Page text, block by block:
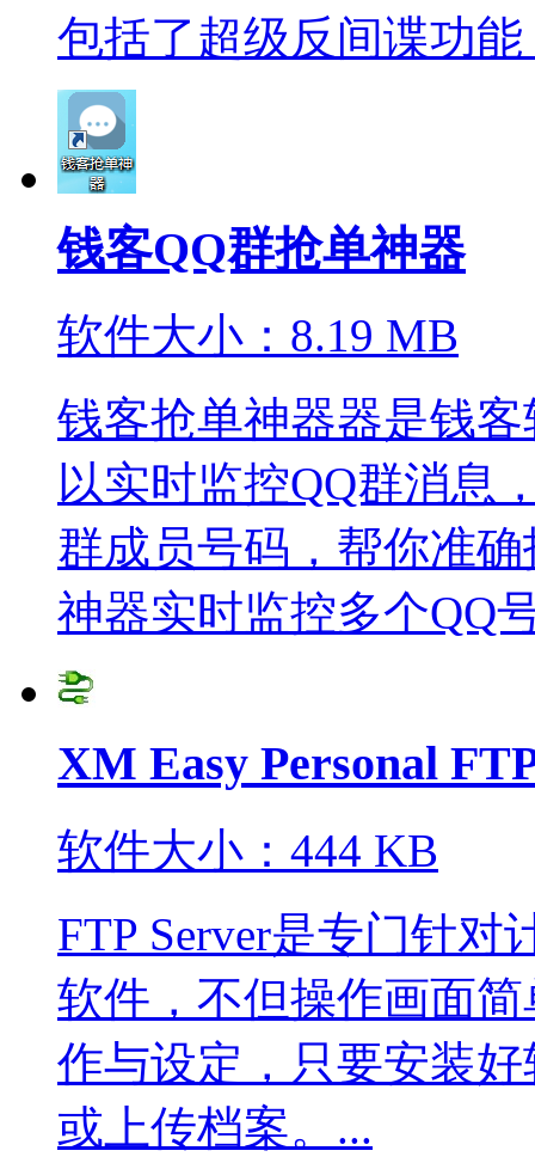
包括了超级反间谍功
钱客QQ群抢单神器
软件大小：8.19 MB
钱客抢单神器器是钱
以实时监控QQ群消息
群成员号码，帮你准
神器实时监控多个QQ
XM Easy Personal
软件大小：444 KB
FTP Server是专门针
软件，不但操作画面
作与设定，只要安装
或上传档案。...